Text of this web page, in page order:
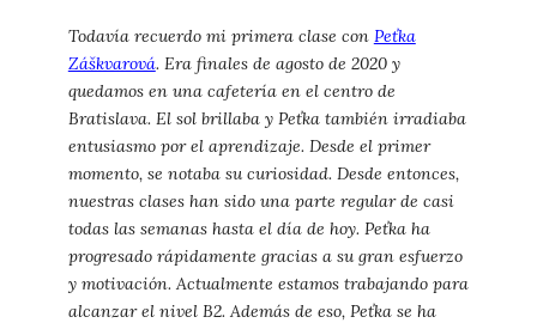
Todavía recuerdo mi primera clase con Peťka
Záškvarová. Era finales de agosto de 2020 y
quedamos en una cafetería en el centro de
Bratislava. El sol brillaba y Peťka también irradiaba
entusiasmo por el aprendizaje. Desde el primer
momento, se notaba su curiosidad. Desde entonces,
nuestras clases han sido una parte regular de casi
todas las semanas hasta el día de hoy. Peťka ha
progresado rápidamente gracias a su gran esfuerzo
y motivación. Actualmente estamos trabajando para
alcanzar el nivel B2. Además de eso, Peťka se ha